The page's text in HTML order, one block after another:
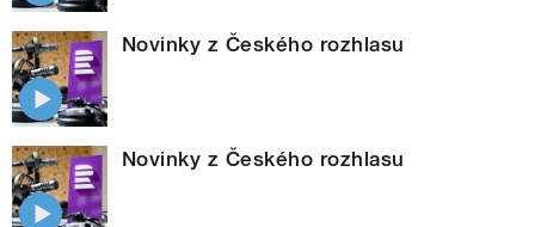
Novinky z Českého rozhlasu
Novinky z Českého rozhlasu